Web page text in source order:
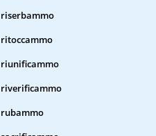
riserbammo
ritoccammo
riunificammo
riverificammo
rubammo